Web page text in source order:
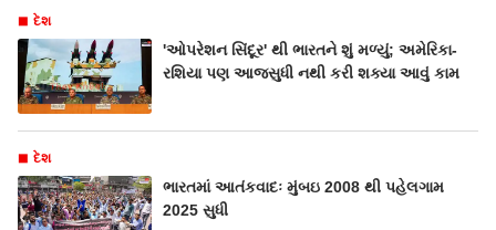
દેશ
'ઓપરેશન સિંદૂર' થી ભારતને શું મળ્યું; અમેરિકા-
રશિયા પણ આજસુધી નથી કરી શક્યા આવું કામ
દેશ
ભારતમાં આતંકવાદઃ મુંબઇ 2008 થી પહેલગામ
2025 સુધી